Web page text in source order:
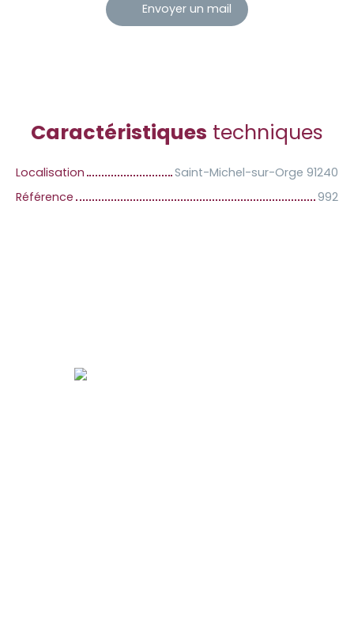
Envoyer un mail
Caractéristiques techniques
Localisation
Saint-Michel-sur-Orge 91240
Référence
992